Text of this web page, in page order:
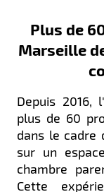
Plus de
Marseille
Depuis 2016,
plus de 60
dans le cadre
sur un
chambre
Cette